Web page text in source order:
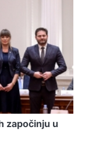
započinju u